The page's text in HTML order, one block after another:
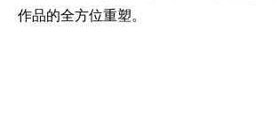
作品的全方位重塑。